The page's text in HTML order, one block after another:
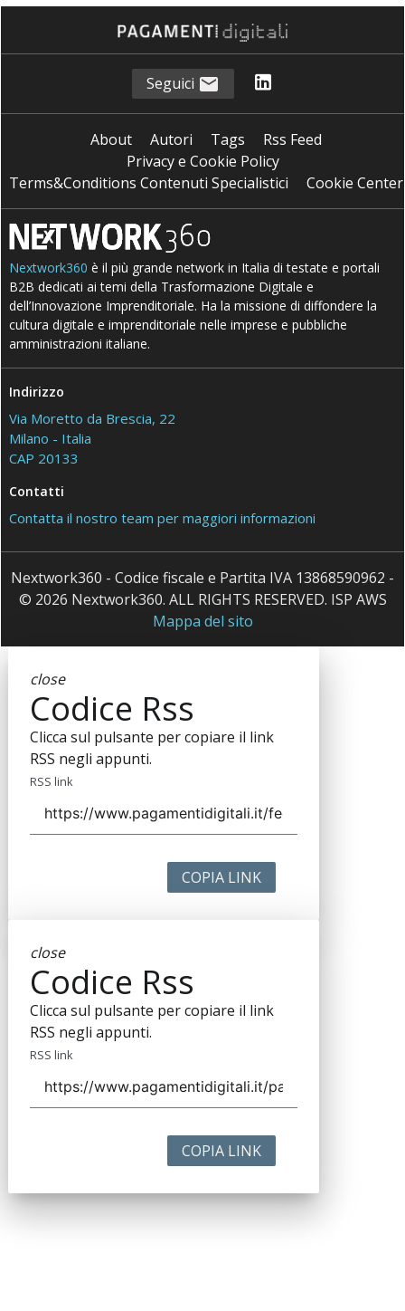
Seguici
About Autori Tags
Rss Feed
Privacy e Cookie Policy
Terms&Conditions Contenuti Specialistici
Cookie Center
Nextwork360 è il più grande network in Italia di testate e portali
B2B dedicati ai temi della Trasformazione Digitale e
dell’Innovazione Imprenditoriale. Ha la missione di diffondere la
cultura digitale e imprenditoriale nelle imprese e pubbliche
amministrazioni italiane.
Indirizzo
Via Moretto da Brescia, 22
Milano - Italia
CAP 20133
Contatti
Contatta il nostro team per maggiori informazioni
Nextwork360 - Codice fiscale e Partita IVA 13868590962 -
© 2026 Nextwork360. ALL RIGHTS RESERVED. ISP AWS
Mappa del sito
close
Codice Rss
Clicca sul pulsante per copiare il link
RSS negli appunti.
RSS link
COPIA LINK
close
Codice Rss
Clicca sul pulsante per copiare il link
RSS negli appunti.
RSS link
COPIA LINK